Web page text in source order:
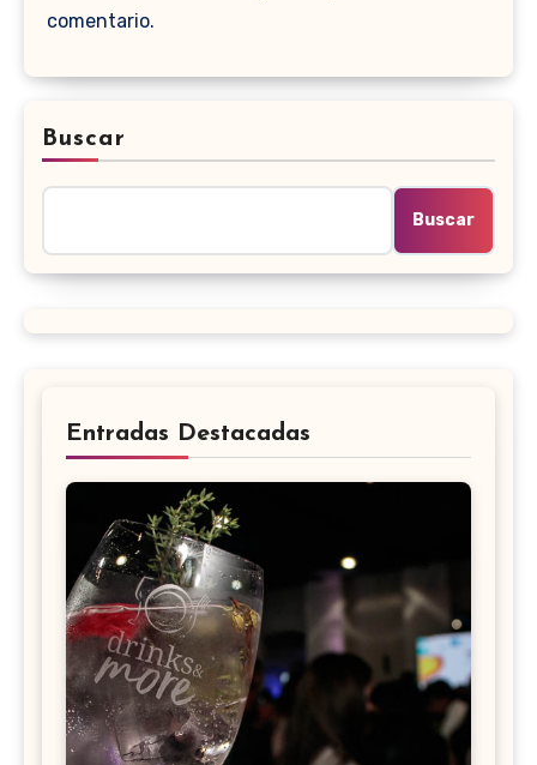
comentario.
Buscar
Buscar
Entradas Destacadas